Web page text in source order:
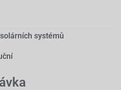
systémů